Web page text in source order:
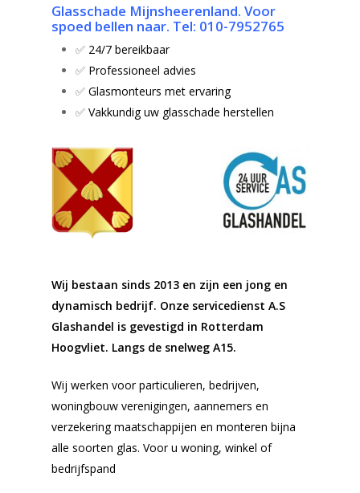
Glasschade Mijnsheerenland. Voor
spoed bellen naar. Tel: 010-7952765
✅ 24/7 bereikbaar
✅ Professioneel advies
✅ Glasmonteurs met ervaring
✅ Vakkundig uw glasschade herstellen
Wij bestaan sinds 2013 en zijn een jong en
dynamisch bedrijf. Onze servicedienst A.S
Glashandel is gevestigd in Rotterdam
Hoogvliet. Langs de snelweg A15.
Wij werken voor particulieren, bedrijven,
woningbouw verenigingen, aannemers en
verzekering maatschappijen en monteren bijna
alle soorten glas. Voor u woning, winkel of
bedrijfspand